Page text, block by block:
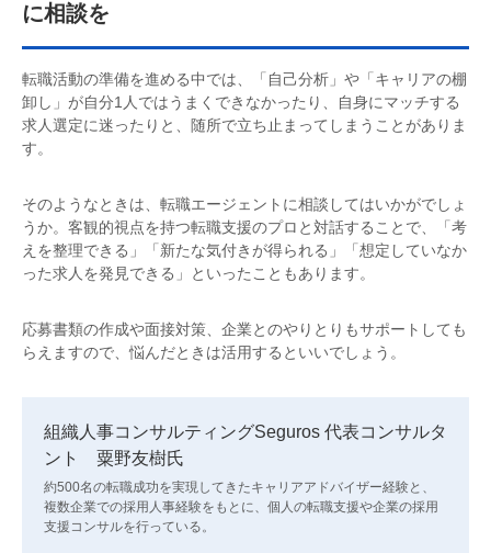
に相談を
転職活動の準備を進める中では、「自己分析」や「キャリアの棚
卸し」が自分1人ではうまくできなかったり、自身にマッチする
求人選定に迷ったりと、随所で立ち止まってしまうことがありま
す。
そのようなときは、転職エージェントに相談してはいかがでしょ
うか。客観的視点を持つ転職支援のプロと対話することで、「考
えを整理できる」「新たな気付きが得られる」「想定していなか
った求人を発見できる」といったこともあります。
応募書類の作成や面接対策、企業とのやりとりもサポートしても
らえますので、悩んだときは活用するといいでしょう。
組織人事コンサルティングSeguros 代表コンサルタ
ント 粟野友樹氏
約500名の転職成功を実現してきたキャリアアドバイザー経験と、
複数企業での採用人事経験をもとに、個人の転職支援や企業の採用
支援コンサルを行っている。